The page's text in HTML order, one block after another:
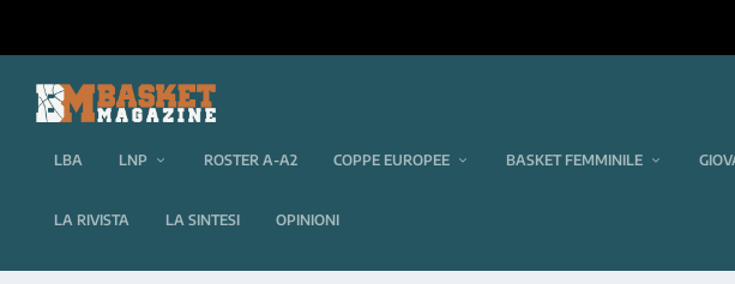
LBA LNP ROSTER A-A2 COPPE EUROPEE BASKET FEMMINILE
LA RIVISTA LA SINTESI OPINIONI